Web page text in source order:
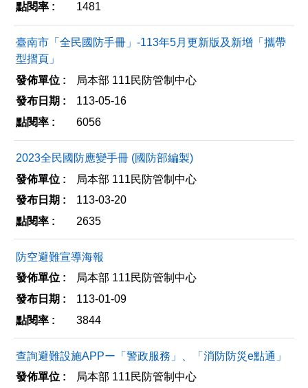
1481
臺南市「全民國防手冊」-113年5月更新版及新增「攜帶
型摺頁」
局本部 111民防管制中心
113-05-16
6056
2023全民國防應變手冊 (國防部編製)
局本部 111民防管制中心
113-03-20
2635
防空避難宣導海報
局本部 111民防管制中心
113-01-09
3844
查詢避難設施APPー「警政服務」、「消防防災e點通」
局本部 111民防管制中心